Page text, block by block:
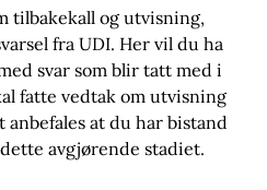
tilbakekall og utvisning,
fra UDI. Her vil du ha
svar som blir tatt med i
fatte vedtak om utvisning
anbefales at du har bistand
avgjørende stadiet.